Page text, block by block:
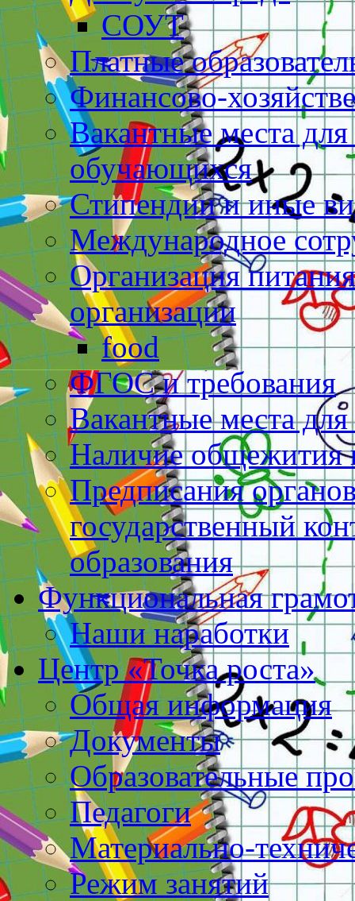
СОУТ
Платные
Финансово-
Вакантные места
обучающихся
Стипендии и иные
Международное
Организация
организации
food
ФГОС и требования
Вакантные места
Наличие общежития
Предписания
государственный
образования
Функциональная
Наши наработки
Центр «Точка роста»
Общая информация
Документы
Образовательные
Педагоги
Материально-
Режим занятий